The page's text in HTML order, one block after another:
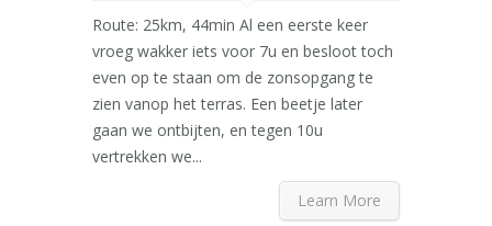
Route: 25km, 44min Al een eerste keer
vroeg wakker iets voor 7u en besloot toch
even op te staan om de zonsopgang te
zien vanop het terras. Een beetje later
gaan we ontbijten, en tegen 10u
vertrekken we...
Learn More